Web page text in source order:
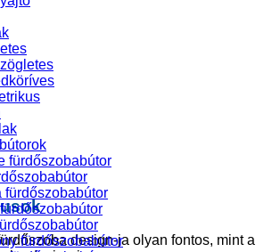
design-ja olyan fontos, mint a
fürdőszobabútor
fürdőszobabútor
fürdőszobabútor